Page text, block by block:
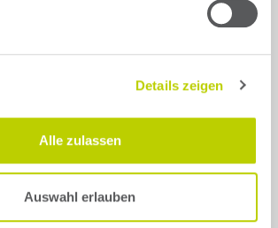
Details zeigen
Alle zulassen
Auswahl erlauben
CX-30
CX-60